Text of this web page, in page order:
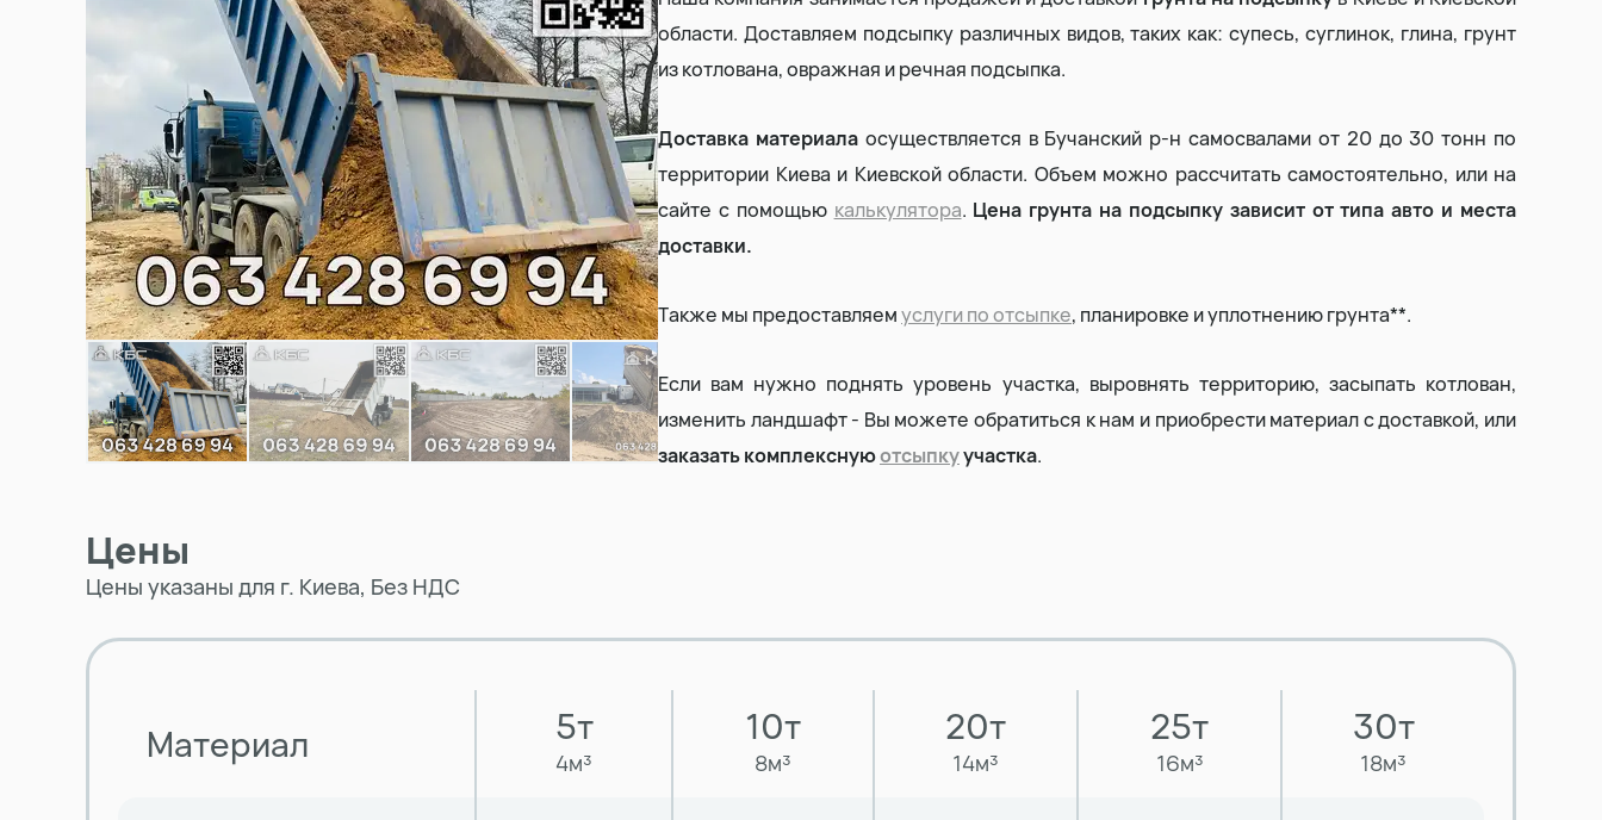
области. Доставляем подсыпку различных видов, таких как: супесь, суглинок, глина, грунт
из котлована, овражная и речная подсыпка.
Доставка материалаосуществляется в Бучанский р-н самосвалами от 20 до 30 тонн по
территории Киева и Киевской области. Объем можно рассчитать самостоятельно, или на
сайте с помощью калькулятора. Цена грунта на подсыпку зависит от типа авто и места
доставки.
Также мы предоставляемуслуги по отсыпке, планировке и уплотнению грунта**.
Если вам нужно поднять уровень участка, выровнять территорию, засыпать котлован,
изменить ландшафт - Вы можете обратиться к нам и приобрести материал с доставкой, или
заказать комплекснуюотсыпкуучастка.
Цены
Цены указаны для г. Киева, Без НДС
Материал 5т
4м³
10т
8м³
20т
14м³
25т
16м³
30т
18м³